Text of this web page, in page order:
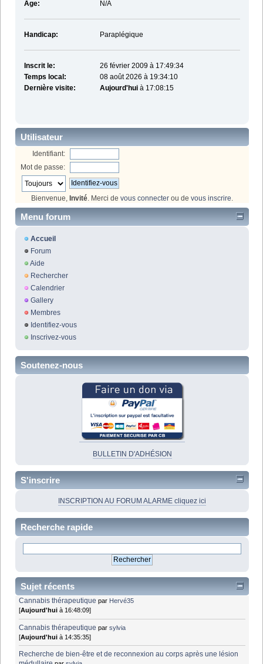
Âge:
N/A
Handicap: Paraplégique
Inscrit le:
26 février 2009 à 17:49:34
Temps local:
08 août 2026 à 19:34:10
Dernière visite:
Aujourd'huià 17:08:15
Utilisateur
Identifiant:
Mot de passe:
Bienvenue, Invité . Merci de vous connecter ou de vous inscrire
Menu forum
Accueil
Forum
Aide
Rechercher
Calendrier
Gallery
Membres
Identifiez-vous
Inscrivez-vous
Soutenez-nous
BULLETIN D'ADHÉSION
S'inscrire
INSCRIPTION AU FORUM ALARME cliquez ici
Recherche rapide
Sujet récents
Cannabis thérapeutique par Hervé35
[Aujourd'hui à 16:48:09]
Cannabis thérapeutique parsylvia
[Aujourd'hui à 14:35:35]
Recherche de bien-être et de reconnexion au corps après une lésion